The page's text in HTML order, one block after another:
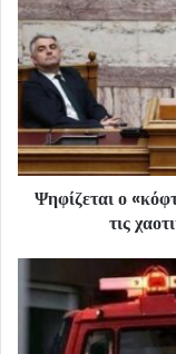
Ψηφίζεται ο
τις